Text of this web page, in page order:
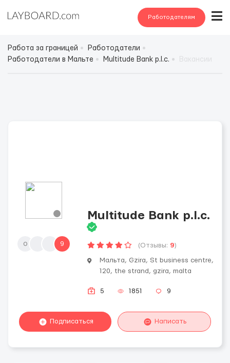
Работодателям
Работа за границей
Работодатели
Работодатели в Мальте
Multitude Bank p.l.c.
о 9
Multitude Bank p.l.c.
(Отзывы: 9)
Мальта, Gzira, St business centre,
120, the strand, gzira, malta
5 1851 9
Подписаться Написать